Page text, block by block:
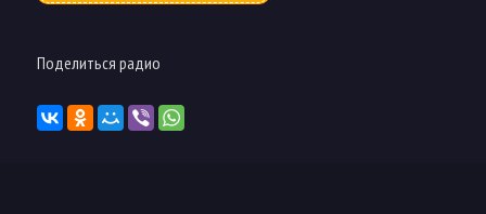
Поделиться радио